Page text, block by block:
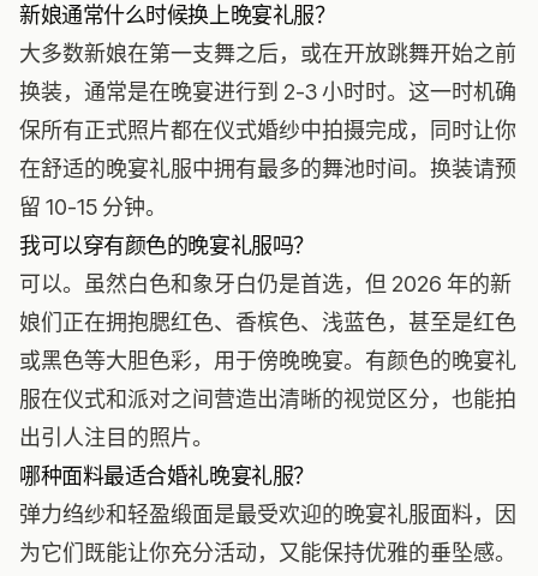
新娘通常什么时候换上晚宴礼服？
大多数新娘在第一支舞之后，或在开放跳舞开始之前
换装，通常是在晚宴进行到 2-3 小时时。这一时机确
保所有正式照片都在仪式婚纱中拍摄完成，同时让你
在舒适的晚宴礼服中拥有最多的舞池时间。换装请预
留 10-15 分钟。
我可以穿有颜色的晚宴礼服吗？
可以。虽然白色和象牙白仍是首选，但 2026 年的新
娘们正在拥抱腮红色、香槟色、浅蓝色，甚至是红色
或黑色等大胆色彩，用于傍晚晚宴。有颜色的晚宴礼
服在仪式和派对之间营造出清晰的视觉区分，也能拍
出引人注目的照片。
哪种面料最适合婚礼晚宴礼服？
弹力绉纱和轻盈缎面是最受欢迎的晚宴礼服面料，因
为它们既能让你充分活动，又能保持优雅的垂坠感。